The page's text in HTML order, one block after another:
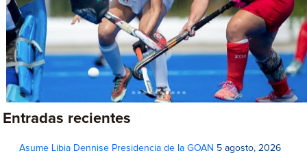
Entradas recientes
Asume Libia Dennise Presidencia de la GOAN 5 agosto, 2026